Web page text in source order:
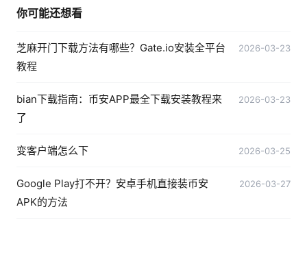
你可能还想看
芝麻开门下载方法有哪些？Gate.io安装全平台
教程
2026-03-23
bian下载指南：币安APP最全下载安装教程来
了
2026-03-23
变客户端怎么下 2026-03-25
Google Play打不开？安卓手机直接装币安
APK的方法
2026-03-27